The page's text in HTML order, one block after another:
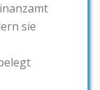
sie